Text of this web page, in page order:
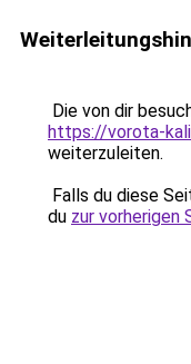
Die von dir
https://vorota-
weiterzuleiten.
Falls du diese
du zur vorherigen